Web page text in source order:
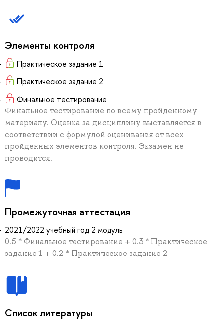
Элементы контроля
Практическое задание 1
Практическое задание 2
Финальное тестирование
Финальное тестирование по всему пройденному
материалу. Оценка за дисциплину выставляется в
соответствии с формулой оценивания от всех
пройденных элементов контроля. Экзамен не
проводится.
Промежуточная аттестация
2021/2022 учебный год 2 модуль
0.5 * Финальное тестирование + 0.3 * Практическое
задание 1 + 0.2 * Практическое задание 2
Список литературы